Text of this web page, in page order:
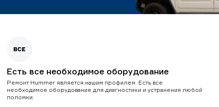
Есть все необходимое оборудование
Ремонт Hummer является нашим профилем. Есть все
необходимое оборудование для диагностики и устранения любой
поломки.